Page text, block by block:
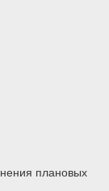
плановых